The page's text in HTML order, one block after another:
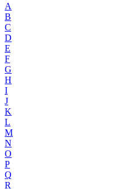
A
B
C
D
E
F
G
H
I
J
K
L
M
N
O
P
Q
R